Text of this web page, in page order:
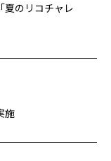
夏のリコチャレ
施